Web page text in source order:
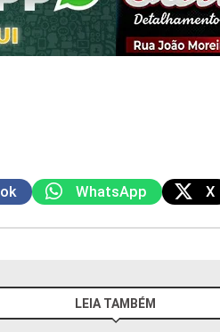
WhatsApp X
LEIA TAMBÉM